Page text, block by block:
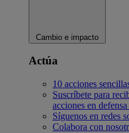
Cambio e impacto
Actúa
10 acciones
Suscríbete para
acciones en
Síguenos en redes
Colabora con